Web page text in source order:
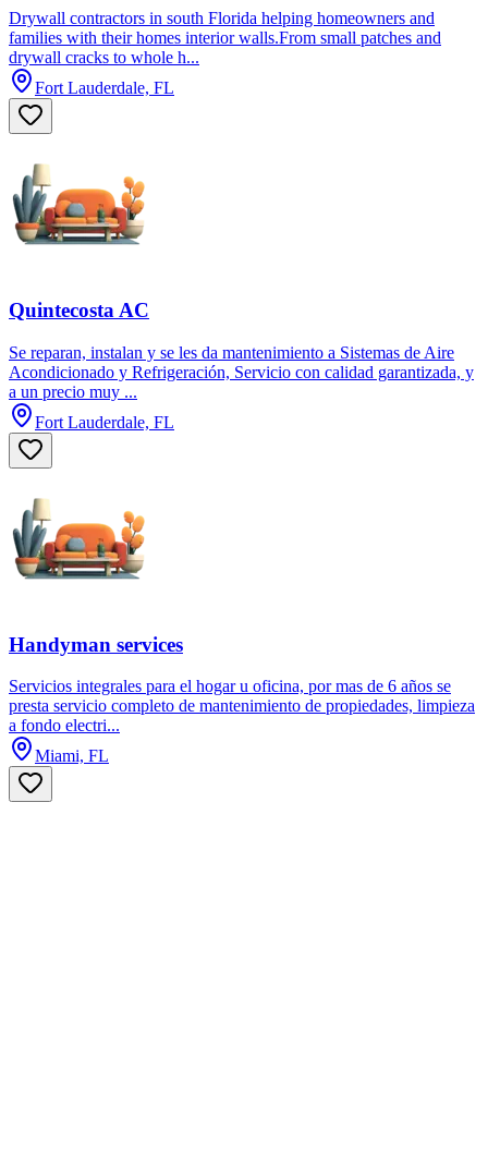
Drywall contractors in south Florida helping homeowners and
families with their homes interior walls.From small patches and
drywall cracks to whole h...
Fort Lauderdale, FL
Quintecosta AC
Se reparan, instalan y se les da mantenimiento a Sistemas de Aire
Acondicionado y Refrigeración, Servicio con calidad garantizada, y
a un precio muy ...
Fort Lauderdale, FL
Handyman services
Servicios integrales para el hogar u oficina, por mas de 6 años se
presta servicio completo de mantenimiento de propiedades, limpieza
a fondo electri...
Miami, FL